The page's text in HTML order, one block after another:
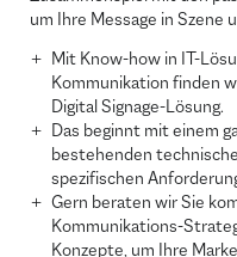
um Ihre Message in Szene
Mit Know-how in IT-
Kommunikation finden
Digital Signage-Lösung.
Das beginnt mit einem
bestehenden
spezifischen
Gern beraten wir Sie
Kommunikations-
Konzepte, um Ihre